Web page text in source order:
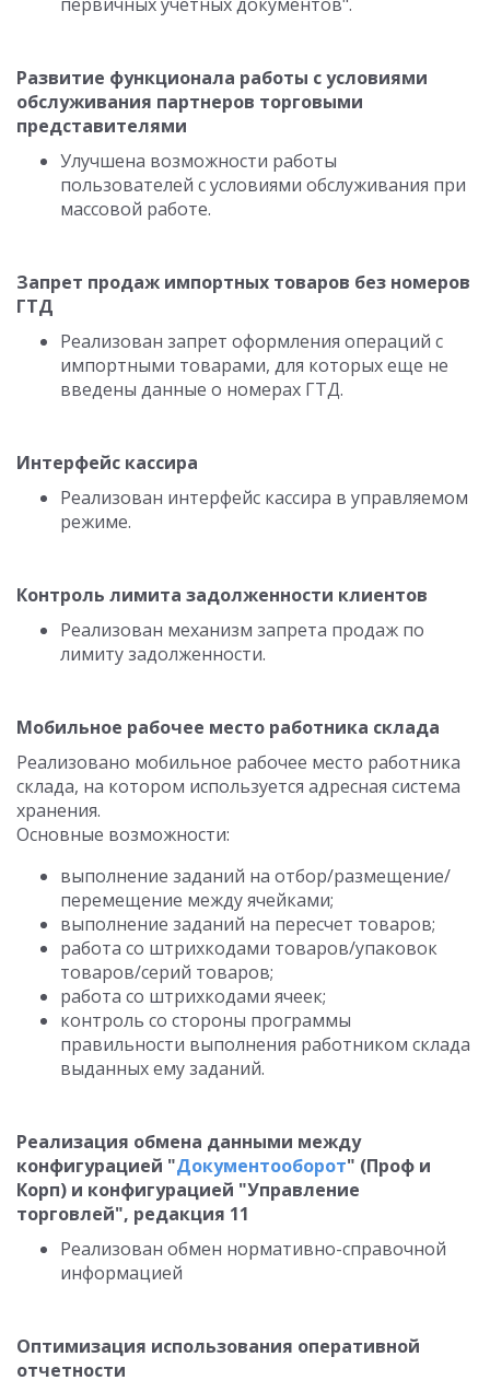
Развитие функционала работы с условиями
обслуживания партнеров торговыми
представителями
Улучшена возможности работы
пользователей с условиями обслуживания при
массовой работе.
Запрет продаж импортных товаров без номеров
ГТД
Реализован запрет оформления операций с
импортными товарами, для которых еще не
введены данные о номерах ГТД.
Интерфейс кассира
Реализован интерфейс кассира в управляемом
режиме.
Контроль лимита задолженности клиентов
Реализован механизм запрета продаж по
лимиту задолженности.
Мобильное рабочее место работника склада
Реализовано мобильное рабочее место работника
склада, на котором используется адресная система
хранения.
Основные возможности:
выполнение заданий на отбор/размещение/
перемещение между ячейками;
выполнение заданий на пересчет товаров;
работа со штрихкодами товаров/упаковок
товаров/серий товаров;
работа со штрихкодами ячеек;
контроль со стороны программы
правильности выполнения работником склада
выданных ему заданий.
Реализация обмена данными между
конфигурацией "Документооборот" (Проф и
Корп) и конфигурацией "Управление
торговлей", редакция 11
Реализован обмен нормативно-справочной
информацией
Оптимизация использования оперативной
отчетности